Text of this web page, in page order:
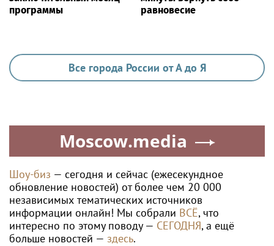
программы
равновесие
Все города России от А до Я
Moscow.media
Шоу-биз — сегодня и сейчас (ежесекундное
обновление новостей) от более чем 20 000
независимых тематических источников
информации онлайн! Мы собрали ВСЁ, что
интересно по этому поводу — СЕГОДНЯ, а ещё
больше новостей — здесь.